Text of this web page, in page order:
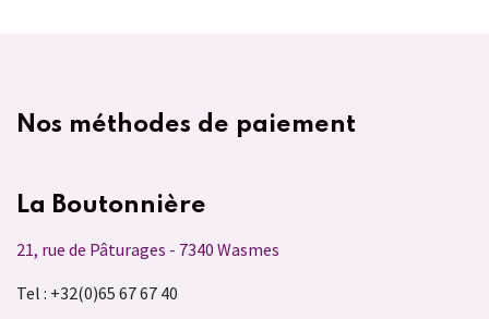
Nos méthodes de paiement
La Boutonnière
21, rue de Pâturages - 7340 Wasmes
Tel : +32(0)65 67 67 40